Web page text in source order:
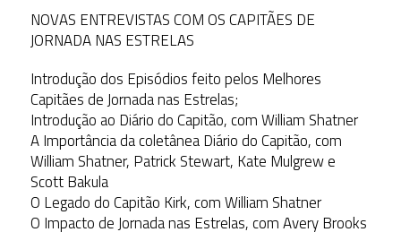
NOVAS ENTREVISTAS COM OS CAPITÃES DE
JORNADA NAS ESTRELAS
Introdução dos Episódios feito pelos Melhores
Capitães de Jornada nas Estrelas;
Introdução ao Diário do Capitão, com William Shatner
A Importância da coletânea Diário do Capitão, com
William Shatner, Patrick Stewart, Kate Mulgrew e
Scott Bakula
O Legado do Capitão Kirk, com William Shatner
O Impacto de Jornada nas Estrelas, com Avery Brooks